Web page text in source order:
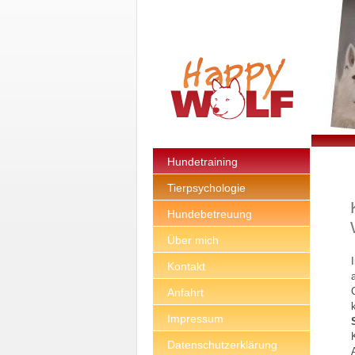
Hundetraining
Tierpsychologie
Hundebetreuung
Über mich
Kontakt
Anfahrt
Impressum
Datenschutzerklärung